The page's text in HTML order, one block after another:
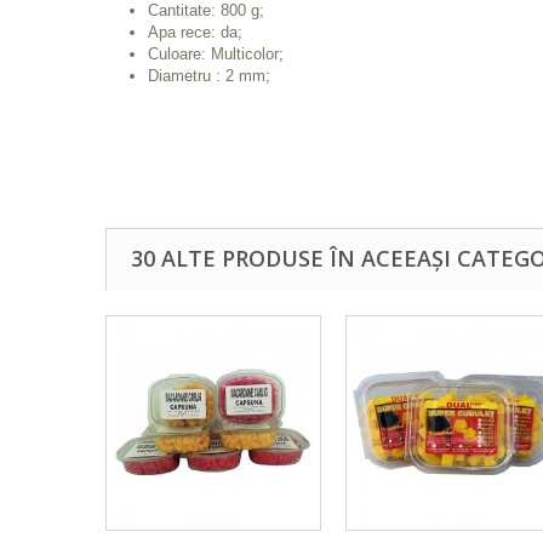
Cantitate: 800 g;
Apa rece: da;
Culoare: Multicolor;
Diametru : 2 mm;
30 ALTE PRODUSE ÎN ACEEAȘI